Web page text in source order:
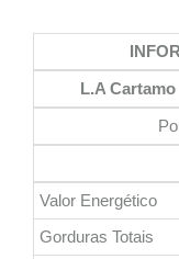
L.A
Valor Energético
Gorduras Totais